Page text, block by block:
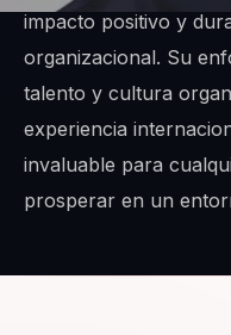
impacto positivo y
organizacional. Su
talento y cultura
experiencia
invaluable para
prosperar en un